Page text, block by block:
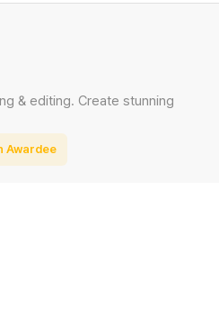
& editing. Create stunning
Awardee